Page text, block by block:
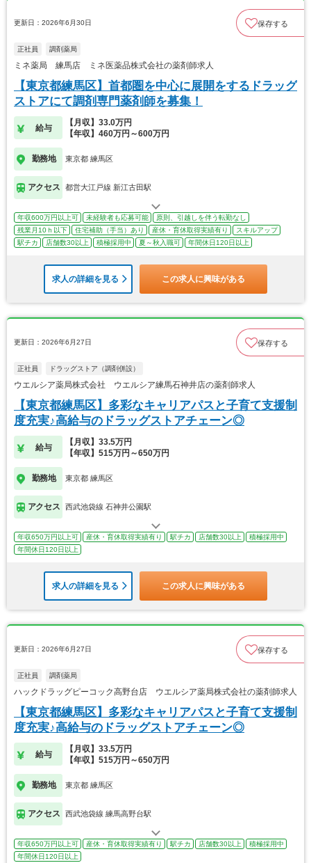
更新日：2026年6月30日 保存する
正社員 調剤薬局
ミネ薬局 練馬店 ミネ医薬品株式会社の薬剤師求人
【東京都練馬区】首都圏を中心に展開をするドラッグ
ストアにて調剤専門薬剤師を募集！
給与
【月収】33.0万円
【年収】460万円～600万円
勤務地 東京都 練馬区
アクセス 都営大江戸線 新江古田駅
年収600万円以上可 未経験者も応募可能
原則、引越しを伴う転勤なし
残業月10ｈ以下
住宅補助（手当）あり 産休・育休取得実績有り
スキルアップ
駅チカ
店舗数30以上 積極採用中 夏～秋入職可 年間休日120日以上
求人の詳細を見る この求人に興味がある
更新日：2026年6月27日 保存する
正社員 ドラッグストア（調剤併設）
ウエルシア薬局株式会社 ウエルシア練馬石神井店の薬剤師求人
【東京都練馬区】多彩なキャリアパスと子育て支援制
度充実♪高給与のドラッグストアチェーン◎
給与
【月収】33.5万円
【年収】515万円～650万円
勤務地 東京都 練馬区
アクセス 西武池袋線 石神井公園駅
年収650万円以上可 産休・育休取得実績有り 駅チカ 店舗数30以上
積極採用中
年間休日120日以上
求人の詳細を見る この求人に興味がある
更新日：2026年6月27日 保存する
正社員 調剤薬局
ハックドラッグピーコック高野台店 ウエルシア薬局株式会社の薬剤師求人
【東京都練馬区】多彩なキャリアパスと子育て支援制
度充実♪高給与のドラッグストアチェーン◎
給与
【月収】33.5万円
【年収】515万円～650万円
勤務地 東京都 練馬区
アクセス 西武池袋線 練馬高野台駅
年収650万円以上可 産休・育休取得実績有り 駅チカ 店舗数30以上
積極採用中
年間休日120日以上